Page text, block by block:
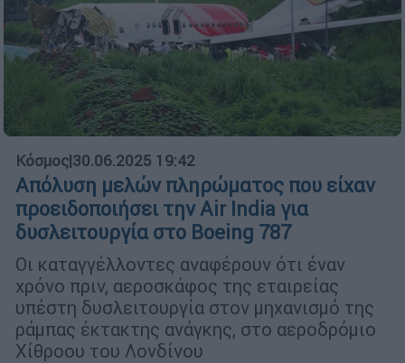
Κόσμος|30.06.2025 19:42
Απόλυση μελών πληρώματος που είχαν
προειδοποιήσει την Air India για
δυσλειτουργία στο Boeing 787
Οι καταγγέλλοντες αναφέρουν ότι έναν
χρόνο πριν, αεροσκάφος της εταιρείας
υπέστη δυσλειτουργία στον μηχανισμό της
ράμπας έκτακτης ανάγκης, στο αεροδρόμιο
Χίθροου του Λονδίνου